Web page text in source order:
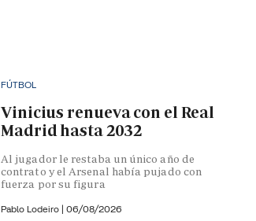
FÚTBOL
Vinicius renueva con el Real
Madrid hasta 2032
Al jugador le restaba un único año de
contrato y el Arsenal había pujado con
fuerza por su figura
Pablo Lodeiro | 06/08/2026